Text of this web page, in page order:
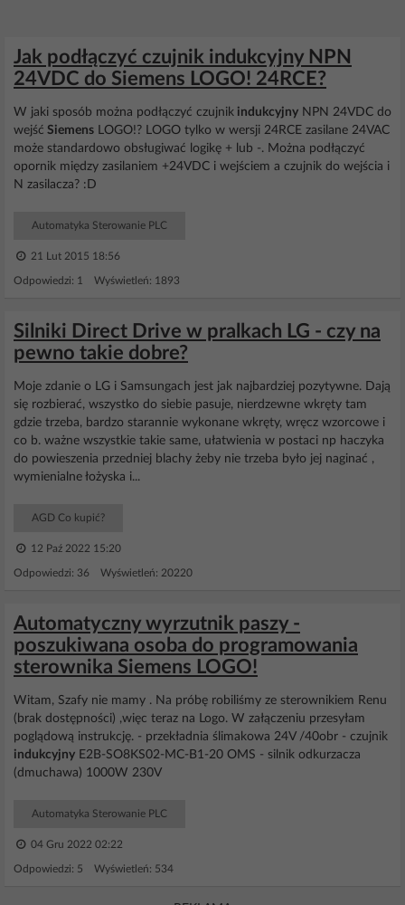
Jak podłączyć czujnik indukcyjny NPN
24VDC do Siemens LOGO! 24RCE?
W jaki sposób można podłączyć czujnik indukcyjny NPN 24VDC do
wejść Siemens LOGO!? LOGO tylko w wersji 24RCE zasilane 24VAC
może standardowo obsługiwać logikę + lub -. Można podłączyć
opornik między zasilaniem +24VDC i wejściem a czujnik do wejścia i
N zasilacza? :D
Automatyka Sterowanie PLC
21 Lut 2015 18:56
Odpowiedzi: 1 Wyświetleń: 1893
Silniki Direct Drive w pralkach LG - czy na
pewno takie dobre?
Moje zdanie o LG i Samsungach jest jak najbardziej pozytywne. Dają
się rozbierać, wszystko do siebie pasuje, nierdzewne wkręty tam
gdzie trzeba, bardzo starannie wykonane wkręty, wręcz wzorcowe i
co b. ważne wszystkie takie same, ułatwienia w postaci np haczyka
do powieszenia przedniej blachy żeby nie trzeba było jej naginać ,
wymienialne łożyska i...
AGD Co kupić?
12 Paź 2022 15:20
Odpowiedzi: 36 Wyświetleń: 20220
Automatyczny wyrzutnik paszy -
poszukiwana osoba do programowania
sterownika Siemens LOGO!
Witam, Szafy nie mamy . Na próbę robiliśmy ze sterownikiem Renu
(brak dostępności) ,więc teraz na Logo. W załączeniu przesyłam
poglądową instrukcję. - przekładnia ślimakowa 24V /40obr - czujnik
indukcyjny E2B-SO8KS02-MC-B1-20 OMS - silnik odkurzacza
(dmuchawa) 1000W 230V
Automatyka Sterowanie PLC
04 Gru 2022 02:22
Odpowiedzi: 5 Wyświetleń: 534